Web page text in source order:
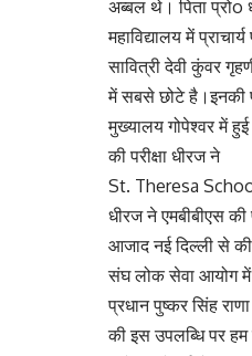
अब्बल थे। पिता प्रोo
महाविद्यालय में
सावित्री देवी कुंवर
में सबसे छोटे है।इनकी
मुख्यालय गोपेश्वर में
की परीक्षा धीरज ने
St. Theresa School
धीरज ने एमबीबीएस
आजाद नई दिल्ली से
संघ लोक सेवा आयोग
प्रधान पुष्कर सिंह
की इस उपलब्धि पर हम